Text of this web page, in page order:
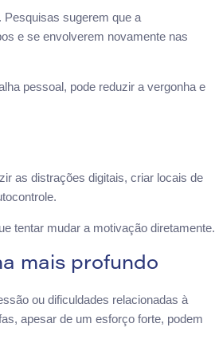
Pesquisas sugerem que a
e se envolverem novamente nas
pessoal, pode reduzir a vergonha e
as distrações digitais, criar locais de
tentar mudar a motivação diretamente.
mais profundo
ou dificuldades relacionadas à
apesar de um esforço forte, podem